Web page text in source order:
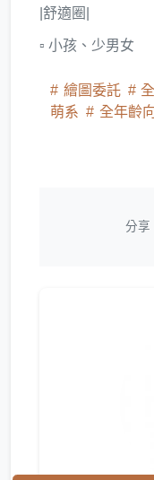
|舒適圈|
▫ 小孩、少男女
繪圖委託
萌系
全年齡
分享